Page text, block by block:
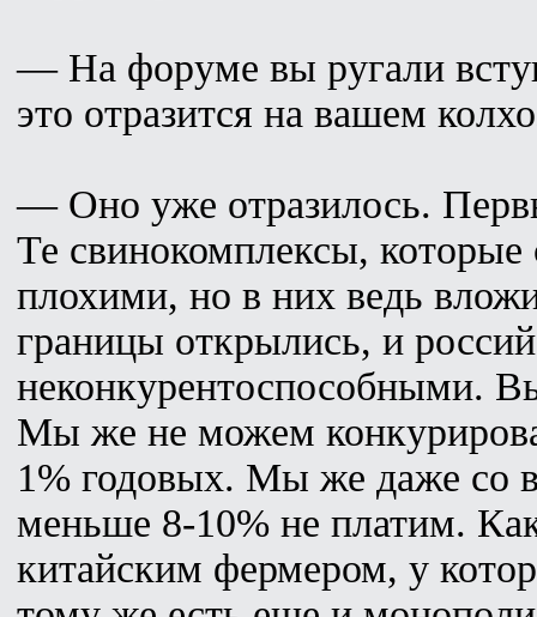
— На форуме вы ругали
это отразится на вашем
— Оно уже отразилось.
Те свинокомплексы,
плохими, но в них ведь
границы открылись, и
неконкурентоспособными.
Мы же не можем
1% годовых. Мы же даже со
меньше 8-10% не платим.
китайским фермером, у